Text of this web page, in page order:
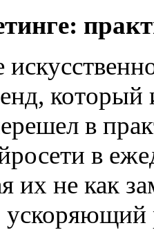
который
в
в
их не как